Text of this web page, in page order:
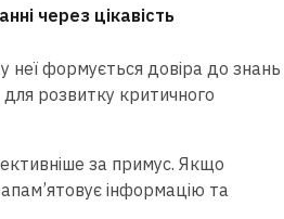
через цікавість
у неї формується довіра до знань
розвитку критичного
за примус. Якщо
інформацію та